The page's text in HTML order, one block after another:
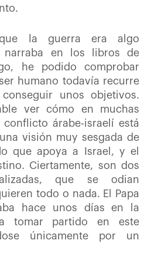
que la guerra era algo
narraba en los libros de
he podido comprobar
humano todavía recurre
unos objetivos.
ver cómo en muchas
árabe-israelí está
visión muy sesgada de
que apoya a Israel, y el
Ciertamente, son dos
que se odian
todo o nada. El Papa
hace unos días en la
tomar partido en este
únicamente por un